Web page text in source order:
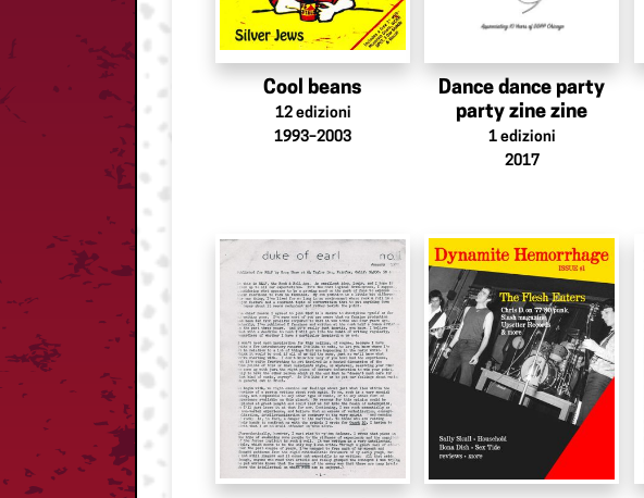
Cool beans
12 edizioni
1993–2003
Dance dance party
party zine zine
1 edizioni
2017